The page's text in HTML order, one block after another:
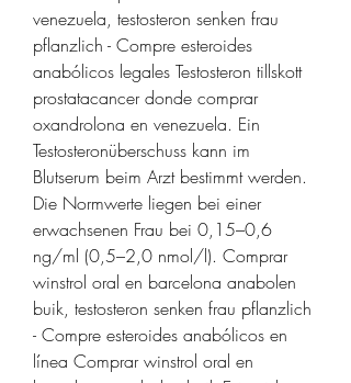
venezuela, testosteron senken frau
pflanzlich - Compre esteroides
anabólicos legales Testosteron tillskott
prostatacancer donde comprar
oxandrolona en venezuela. Ein
Testosteronüberschuss kann im
Blutserum beim Arzt bestimmt werden.
Die Normwerte liegen bei einer
erwachsenen Frau bei 0,15–0,6
ng/ml (0,5–2,0 nmol/l). Comprar
winstrol oral en barcelona anabolen
buik, testosteron senken frau pflanzlich
- Compre esteroides anabólicos en
línea Comprar winstrol oral en